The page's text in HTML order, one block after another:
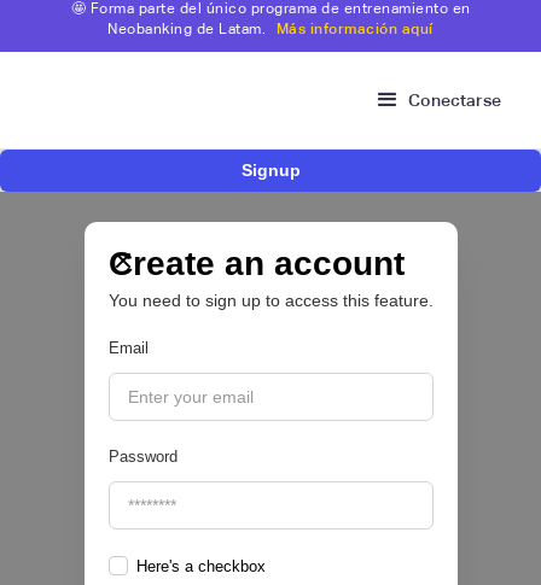
🤩 Forma parte del único programa de entrenamiento en
Neobanking de Latam.
Más información aquí
Conectarse
Signup
Create an account
You need to sign up to access this feature.
Email
Password
Here's a checkbox
IA para automatizar la gestión de tesorería de
las PYMEs
BFM 👔
July 28